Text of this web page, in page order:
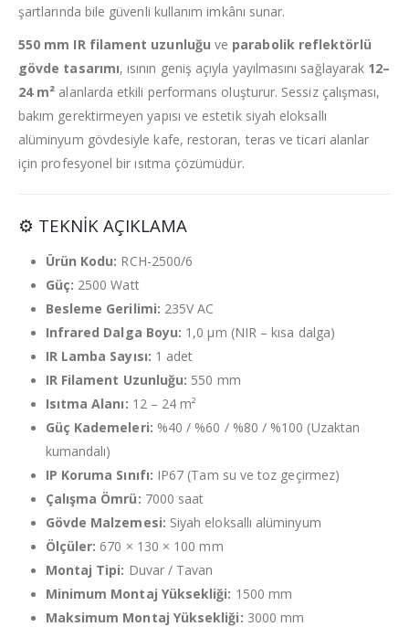
şartlarında bile güvenli kullanım imkânı sunar.
550 mm IR filament uzunluğu ve parabolik reflektörlü
gövde tasarımı, ısının geniş açıyla yayılmasını sağlayarak 12–
24 m² alanlarda etkili performans oluşturur. Sessiz çalışması,
bakım gerektirmeyen yapısı ve estetik siyah eloksallı
alüminyum gövdesiyle kafe, restoran, teras ve ticari alanlar
için profesyonel bir ısıtma çözümüdür.
⚙️ TEKNİK AÇIKLAMA
Ürün Kodu: RCH-2500/6
Güç: 2500 Watt
Besleme Gerilimi: 235V AC
Infrared Dalga Boyu: 1,0 µm (NIR – kısa dalga)
IR Lamba Sayısı: 1 adet
IR Filament Uzunluğu: 550 mm
Isıtma Alanı: 12 – 24 m²
Güç Kademeleri: %40 / %60 / %80 / %100 (Uzaktan
kumandalı)
IP Koruma Sınıfı: IP67 (Tam su ve toz geçirmez)
Çalışma Ömrü: 7000 saat
Gövde Malzemesi: Siyah eloksallı alüminyum
Ölçüler: 670 × 130 × 100 mm
Montaj Tipi: Duvar / Tavan
Minimum Montaj Yüksekliği: 1500 mm
Maksimum Montaj Yüksekliği: 3000 mm